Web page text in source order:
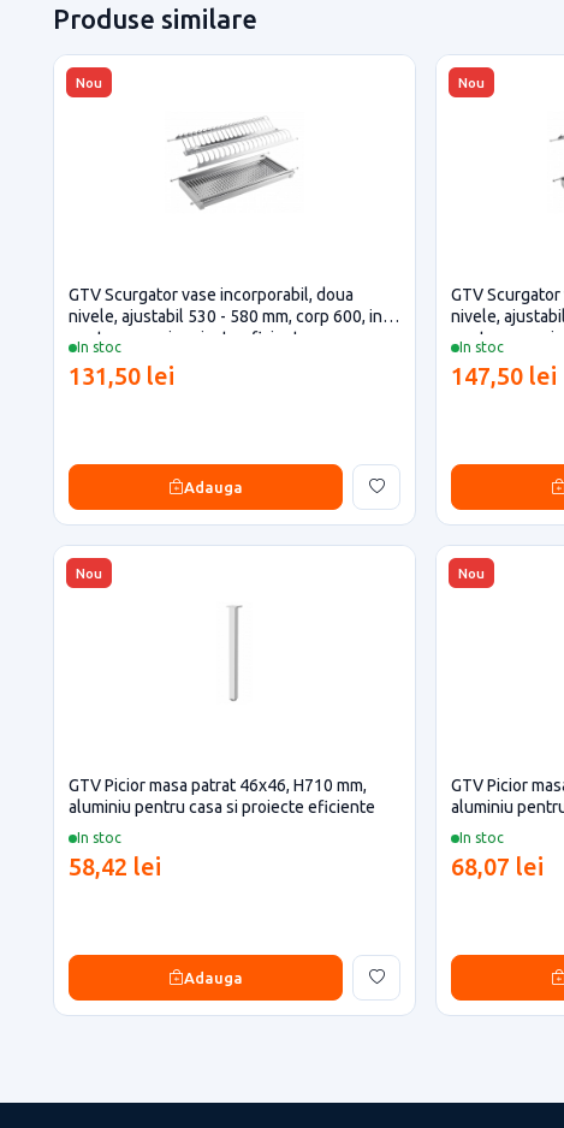
Produse similare
Nou
In stoc
GTV Scurgator vase incorporabil, doua
nivele, ajustabil 530 - 580 mm, corp 600, inox
pentru casa si proiecte eficiente
131,50 lei
Adauga
Nou
In stoc
GTV
nivele,
pentru casa si
147,50 lei
Nou
In stoc
GTV Picior masa patrat 46x46, H710 mm,
aluminiu pentru casa si proiecte eficiente
58,42 lei
Adauga
Nou
In stoc
GTV Picior
aluminiu
68,07 lei